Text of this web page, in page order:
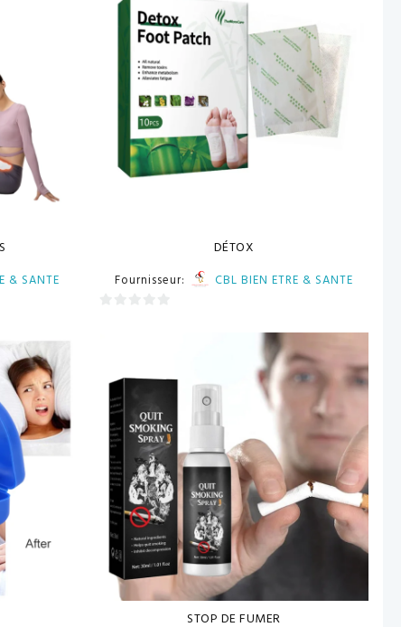
& SANTE
DÉTOX
Fournisseur:
CBL BIEN ETRE & SANTE
STOP DE FUMER